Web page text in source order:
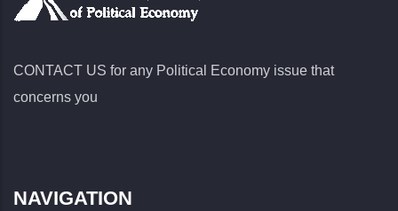
CONTACT US for any Political Economy issue that
concerns you
NAVIGATION